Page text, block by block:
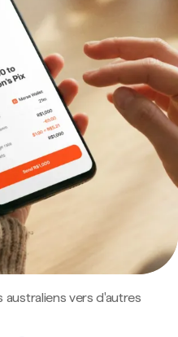
australiens vers d'autres